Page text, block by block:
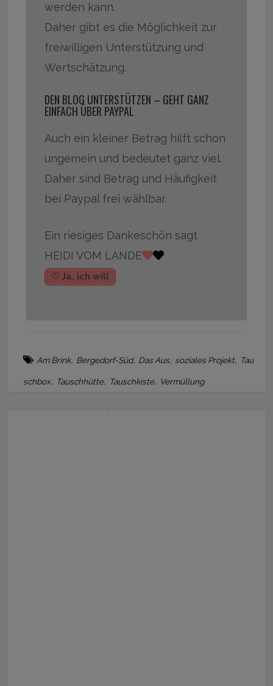
werden kann.
Daher gibt es die Möglichkeit zur
freiwilligen Unterstützung und
Wertschätzung.
DEN BLOG UNTERSTÜTZEN – GEHT GANZ
EINFACH ÜBER PAYPAL
Auch ein kleiner Betrag hilft schon
ungemein und bedeutet ganz viel.
Daher sind Betrag und Häufigkeit
bei Paypal frei wählbar.
Ein riesiges Dankeschön sagt
HEIDI VOM LANDE
♡ Ja, ich will
Am Brink, Bergedorf-Süd, Das Aus, soziales Projekt, Tau
schbox, Tauschhütte, Tauschkiste, Vermüllung